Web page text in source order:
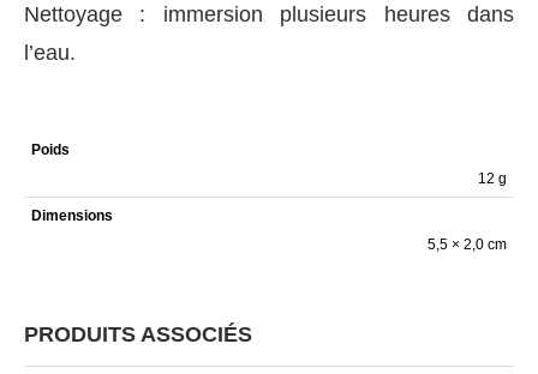
Nettoyage : immersion plusieurs heures dans
l’eau.
Poids
12 g
Dimensions
5,5 × 2,0 cm
PRODUITS ASSOCIÉS